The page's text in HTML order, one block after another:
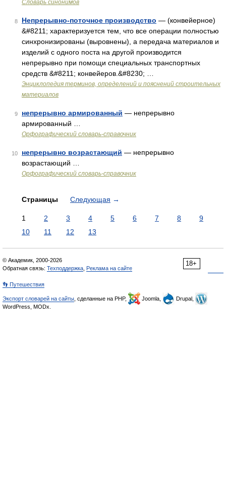
Словарь синонимов
8 Непрерывно-поточное производство — (конвейерное)
&#8211; характеризуется тем, что все операции полностью
синхронизированы (выровнены), а передача материалов и
изделий с одного поста на другой производится
непрерывно при помощи специальных транспортных
средств &#8211; конвейеров.&#8230; …
Энциклопедия терминов, определений и пояснений строительных
материалов
9 непрерывно армированный — непрерывно
армированный …
Орфографический словарь-справочник
10 непрерывно возрастающий — непрерывно
возрастающий …
Орфографический словарь-справочник
Страницы Следующая →
1 2 3 4 5 6 7 8
9
10
11 12 13
18+
© Академик, 2000-2026
Обратная связь: Техподдержка Реклама на сайте
👣 Путешествия
Экспорт словарей на сайты , сделанные на PHP, Joomla,
Drupal,
WordPress, MODx.